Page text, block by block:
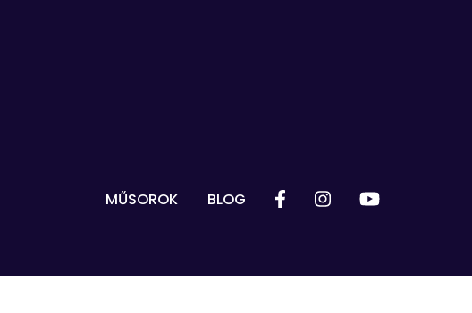
MŰSOROK BLOG